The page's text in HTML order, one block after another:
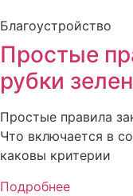
Благоустройство
Простые
рубки
Простые правила
Что включается в
каковы критерии
Подробнее